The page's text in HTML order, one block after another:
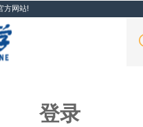
方网站!
登录